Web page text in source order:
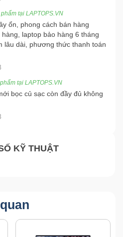
tại LAPTOPS.VN
ổn, phong cách bán hàng
laptop bảo hàng 6 tháng
lâu dài, phương thức thanh toán
tại LAPTOPS.VN
bọc củ sạc còn đầy đủ không
KỸ THUẬT